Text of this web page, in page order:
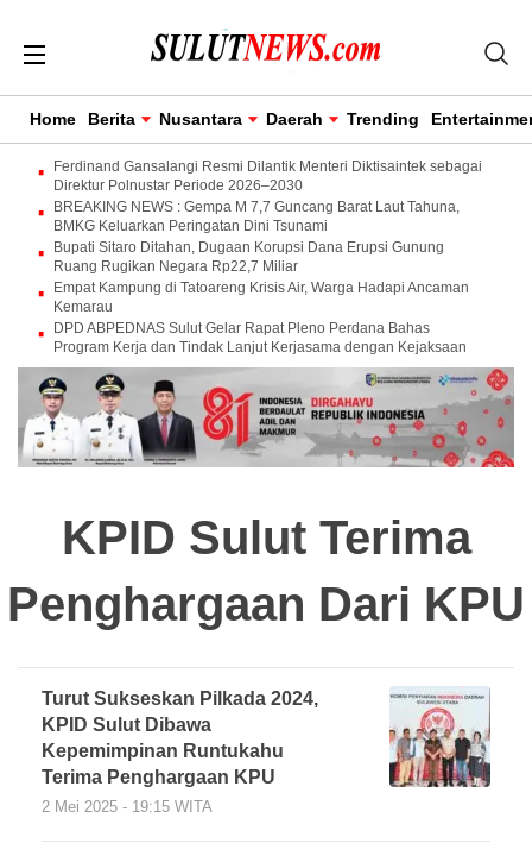
Home Berita Nusantara Daerah Trending
Ferdinand Gansalangi Resmi Dilantik Menteri Diktisaintek sebagai
Direktur Polnustar Periode 2026–2030
BREAKING NEWS : Gempa M 7,7 Guncang Barat Laut Tahuna,
BMKG Keluarkan Peringatan Dini Tsunami
Bupati Sitaro Ditahan, Dugaan Korupsi Dana Erupsi Gunung
Ruang Rugikan Negara Rp22,7 Miliar
Empat Kampung di Tatoareng Krisis Air, Warga Hadapi Ancaman
Kemarau
DPD ABPEDNAS Sulut Gelar Rapat Pleno Perdana Bahas
Program Kerja dan Tindak Lanjut Kerjasama dengan Kejaksaan
KPID Sulut Terima
Penghargaan Dari KPU
Turut Sukseskan Pilkada 2024,
KPID Sulut Dibawa
Kepemimpinan Runtukahu
Terima Penghargaan KPU
2 Mei 2025 - 19:15 WITA